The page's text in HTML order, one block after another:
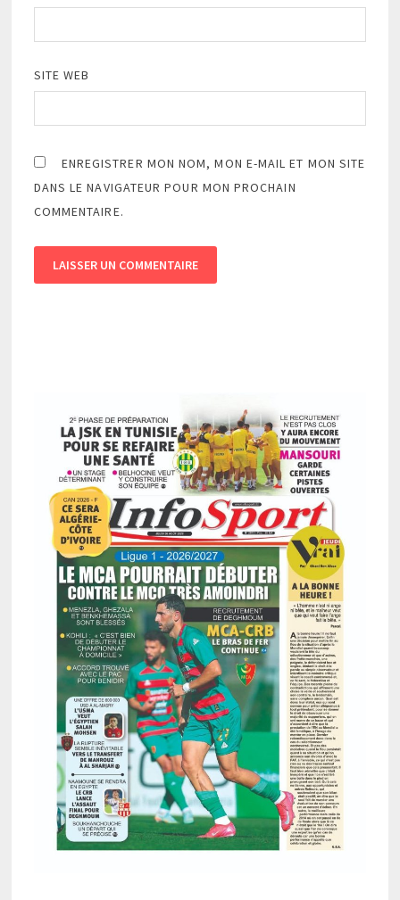
SITE WEB
ENREGISTRER MON NOM, MON E-MAIL ET MON SITE
DANS LE NAVIGATEUR POUR MON PROCHAIN
COMMENTAIRE.